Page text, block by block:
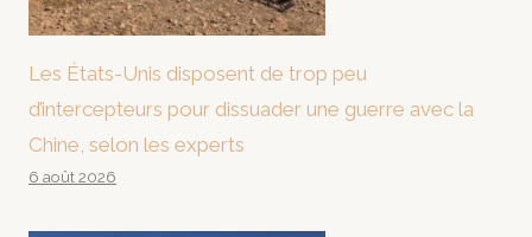
Les États-Unis disposent de trop peu
d’intercepteurs pour dissuader une guerre avec la
Chine, selon les experts
6 août 2026